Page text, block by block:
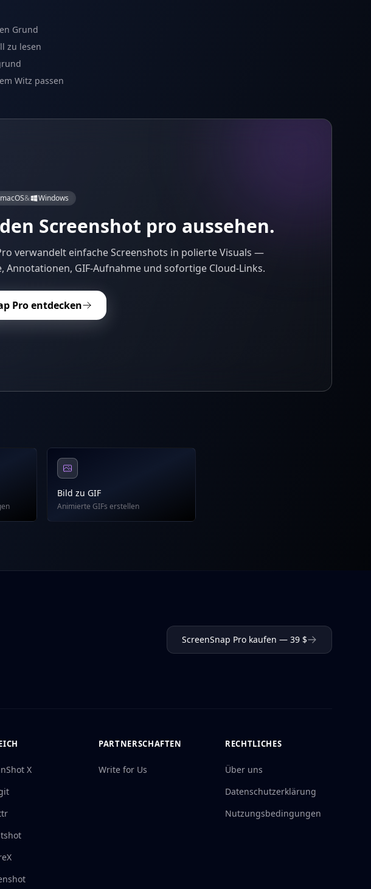
Grund
zu lesen
Witz passen
macOS& Windows
Screenshot pro aussehen.
verwandelt einfache Screenshots in polierte Visuals —
Annotationen, GIF-Aufnahme und sofortige Cloud-Links.
Pro entdecken
Bild zu GIF
Animierte GIFs erstellen
ScreenSnap Pro kaufen — 39 $
X
PARTNERSCHAFTEN
Write for Us
RECHTLICHES
Über uns
Datenschutzerklärung
Nutzungsbedingungen